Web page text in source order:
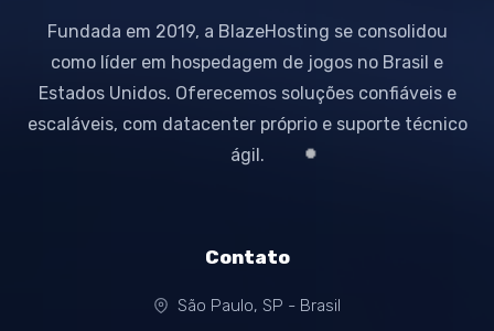
Fundada em 2019, a BlazeHosting se consolidou
como líder em hospedagem de jogos no Brasil e
Estados Unidos. Oferecemos soluções confiáveis e
escaláveis, com datacenter próprio e suporte técnico
ágil.
Contato
São Paulo, SP - Brasil